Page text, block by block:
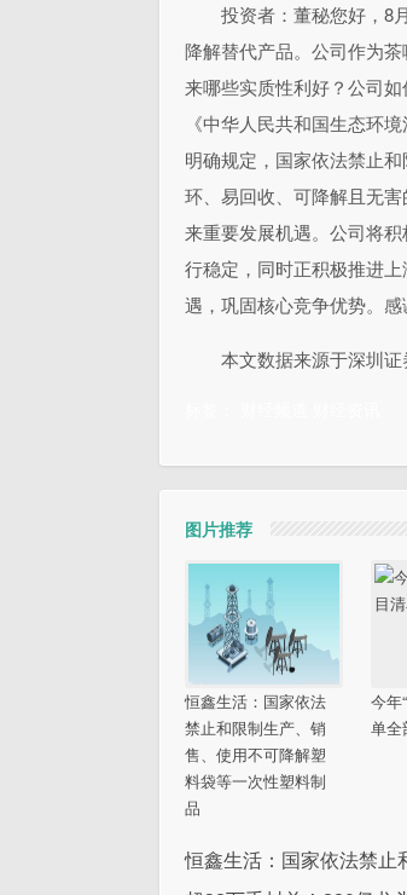
投资者：董秘您好，8
降解替代产品。公司作为
来哪些实质性利好？公司
《中华人民共和国生态环
明确规定，国家依法禁止
环、易回收、可降解且无
来重要发展机遇。公司将
行稳定，同时正积极推进
遇，巩固核心竞争优势。感
本文数据来源于深圳证
图片推荐
恒鑫生活：国家依法
禁止和限制生产、销
售、使用不可降解塑
料袋等一次性塑料制
品
今年
单全
恒鑫生活：国家依法禁止